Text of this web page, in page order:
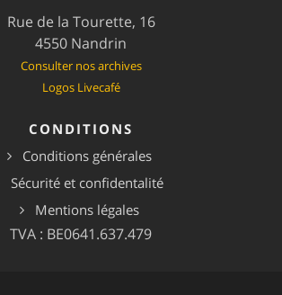
Rue de la Tourette, 16
4550 Nandrin
Consulter nos archives
Logos Livecafé
CONDITIONS
Conditions générales
Sécurité et confidentalité
Mentions légales
TVA : BE0641.637.479